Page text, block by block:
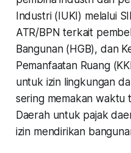
Industri (IUKI) melalui
ATR/BPN terkait
Bangunan (HGB), dan
Pemanfaatan Ruang
untuk izin lingkungan
sering memakan waktu
Daerah untuk pajak
izin mendirikan